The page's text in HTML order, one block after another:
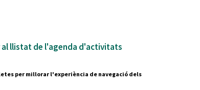
llistat de l'agenda d'activitats
per millorar l'experiència de navegació dels